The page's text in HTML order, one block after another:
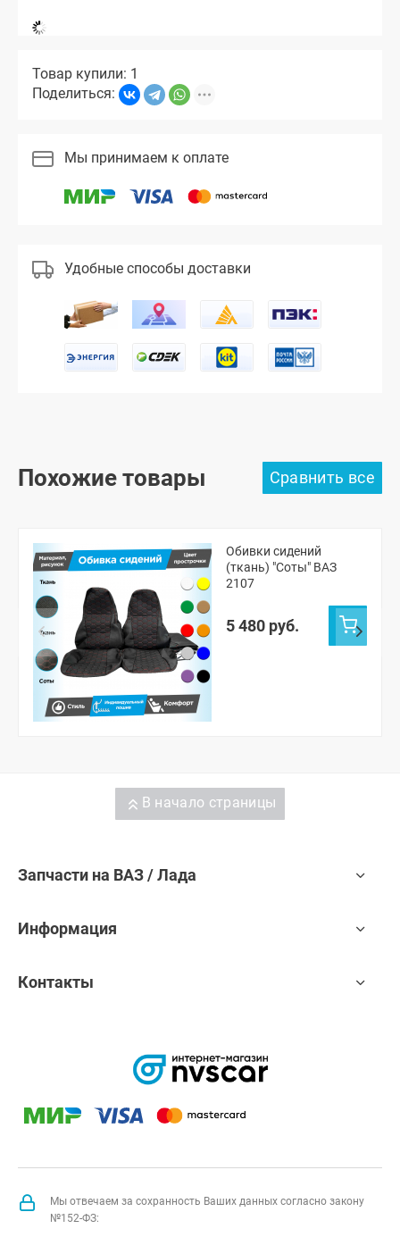
Товар купили: 1
Поделиться:
Мы принимаем к оплате
Удобные способы доставки
Похожие товары
Обивки сидений
(ткань) "Соты" ВАЗ
2107
5 480 руб.
В начало страницы
Запчасти на ВАЗ / Лада
Информация
Контакты
Мы отвечаем за сохранность Ваших данных согласно закону
№152-ФЗ: